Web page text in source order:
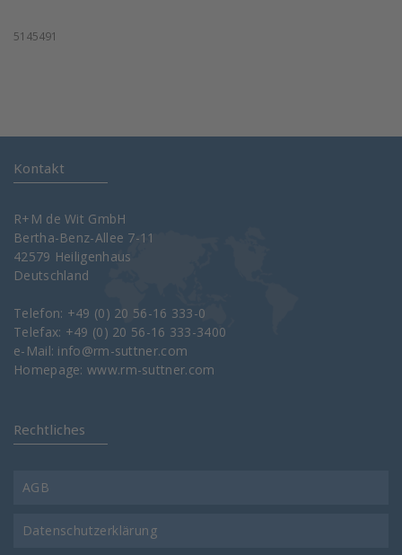
5145491
Kontakt
R+M de Wit GmbH
Bertha-Benz-Allee 7-11
42579 Heiligenhaus
Deutschland
Telefon: +49 (0) 20 56-16 333-0
Telefax: +49 (0) 20 56-16 333-3400
e-Mail: info@rm-suttner.com
Homepage:www.rm-suttner.com
Rechtliches
AGB
Datenschutzerklärung